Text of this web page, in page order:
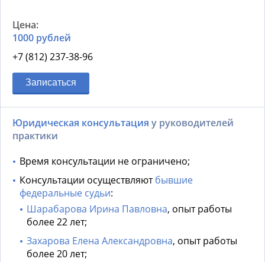
1000 рублей
+7 (812) 237-38-96
Записаться
Юридическая консультация у руководителей
практики
Время консультации не ограничено;
Консультации осуществляютбывшие
федеральные судьи:
Шарабарова Ирина Павловна, опыт работы
более 22 лет;
Захарова Елена Александровна, опыт работы
более 20 лет;